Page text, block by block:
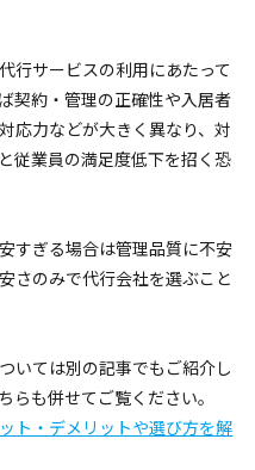
行サービスの利用にあたって
契約・管理の正確性や入居者
応力などが大きく異なり、対
従業員の満足度低下を招く恐
すぎる場合は管理品質に不安
さのみで代行会社を選ぶこと
いては別の記事でもご紹介し
らも併せてご覧ください。
ト・デメリットや選び方を解